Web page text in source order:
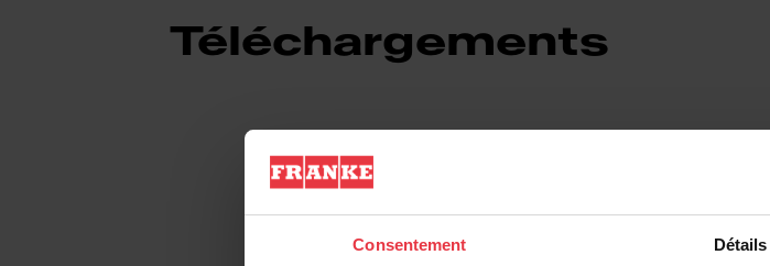
Consentement Détails
Téléchargements
Fiche produit